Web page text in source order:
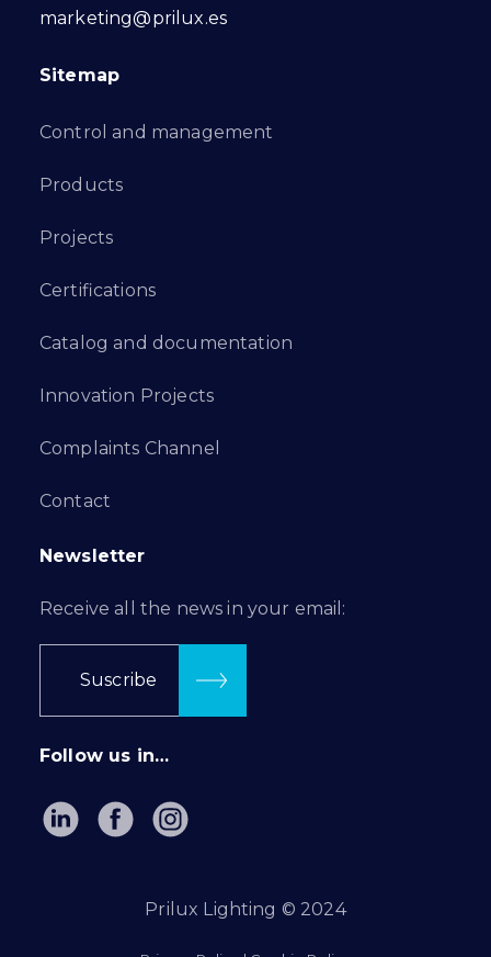
marketing@prilux.es
Sitemap
Control and management
Products
Projects
Certifications
Catalog and documentation
Innovation Projects
Complaints Channel
Contact
Newsletter
Receive all the news in your email:
Suscribe
Follow us in…
Prilux Lighting © 2024